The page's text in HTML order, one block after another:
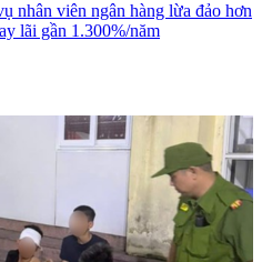
nhân viên ngân hàng lừa đảo hơn
lãi gần 1.300%/năm